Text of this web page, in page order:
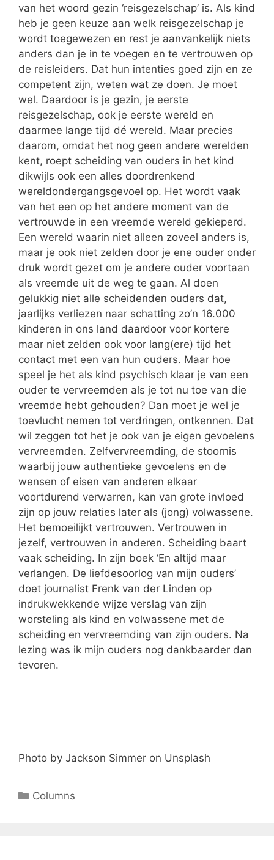
van het woord gezin ‘reisgezelschap’ is. Als kind
heb je geen keuze aan welk reisgezelschap je
wordt toegewezen en rest je aanvankelijk niets
anders dan je in te voegen en te vertrouwen op
de reisleiders. Dat hun intenties goed zijn en ze
competent zijn, weten wat ze doen. Je moet
wel. Daardoor is je gezin, je eerste
reisgezelschap, ook je eerste wereld en
daarmee lange tijd dé wereld. Maar precies
daarom, omdat het nog geen andere werelden
kent, roept scheiding van ouders in het kind
dikwijls ook een alles doordrenkend
wereldondergangsgevoel op. Het wordt vaak
van het een op het andere moment van de
vertrouwde in een vreemde wereld gekieperd.
Een wereld waarin niet alleen zoveel anders is,
maar je ook niet zelden door je ene ouder onder
druk wordt gezet om je andere ouder voortaan
als vreemde uit de weg te gaan. Al doen
gelukkig niet alle scheidenden ouders dat,
jaarlijks verliezen naar schatting zo’n 16.000
kinderen in ons land daardoor voor kortere
maar niet zelden ook voor lang(ere) tijd het
contact met een van hun ouders. Maar hoe
speel je het als kind psychisch klaar je van een
ouder te vervreemden als je tot nu toe van die
vreemde hebt gehouden? Dan moet je wel je
toevlucht nemen tot verdringen, ontkennen. Dat
wil zeggen tot het je ook van je eigen gevoelens
vervreemden. Zelfvervreemding, de stoornis
waarbij jouw authentieke gevoelens en de
wensen of eisen van anderen elkaar
voortdurend verwarren, kan van grote invloed
zijn op jouw relaties later als (jong) volwassene.
Het bemoeilijkt vertrouwen. Vertrouwen in
jezelf, vertrouwen in anderen. Scheiding baart
vaak scheiding. In zijn boek ‘En altijd maar
verlangen. De liefdesoorlog van mijn ouders’
doet journalist Frenk van der Linden op
indrukwekkende wijze verslag van zijn
worsteling als kind en volwassene met de
scheiding en vervreemding van zijn ouders. Na
lezing was ik mijn ouders nog dankbaarder dan
tevoren.
Photo by Jackson Simmer on Unsplash
Columns